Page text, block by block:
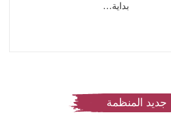
بداية…
جديد المنظمة